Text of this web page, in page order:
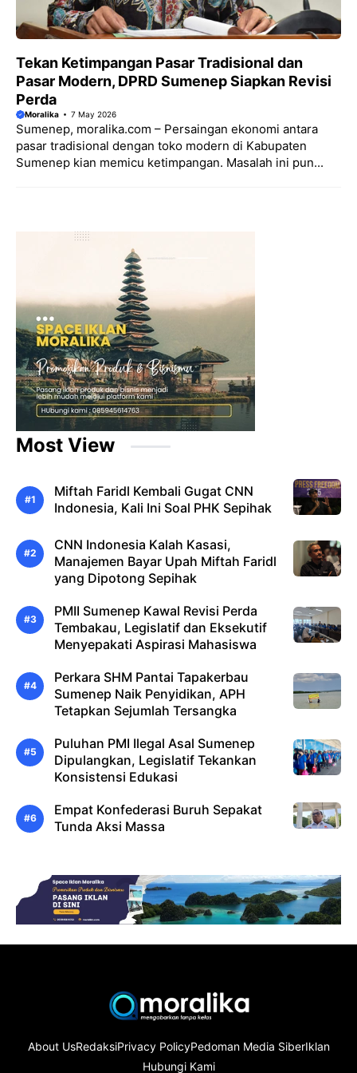
Tekan Ketimpangan Pasar Tradisional dan
Pasar Modern, DPRD Sumenep Siapkan Revisi
Perda
Moralika 7 May 2026
Sumenep, moralika.com – Persaingan ekonomi antara
pasar tradisional dengan toko modern di Kabupaten
Sumenep kian memicu ketimpangan. Masalah ini pun...
Most View
Miftah Faridl Kembali Gugat CNN
Indonesia, Kali Ini Soal PHK Sepihak
CNN Indonesia Kalah Kasasi,
Manajemen Bayar Upah Miftah Faridl
yang Dipotong Sepihak
PMII Sumenep Kawal Revisi Perda
Tembakau, Legislatif dan Eksekutif
Menyepakati Aspirasi Mahasiswa
Perkara SHM Pantai Tapakerbau
Sumenep Naik Penyidikan, APH
Tetapkan Sejumlah Tersangka
Puluhan PMI Ilegal Asal Sumenep
Dipulangkan, Legislatif Tekankan
Konsistensi Edukasi
Empat Konfederasi Buruh Sepakat
Tunda Aksi Massa
About UsRedaksiPrivacy PolicyPedoman Media SiberIklan
Hubungi Kami